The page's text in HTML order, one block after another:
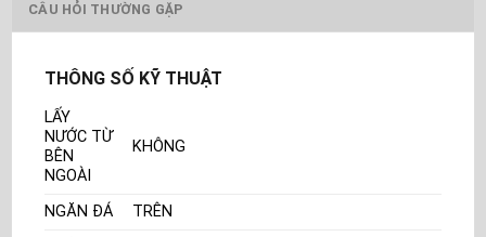
CÂU HỎI THƯỜNG GẶP
THÔNG SỐ KỸ THUẬT
LẤY
NƯỚC TỪ
BÊN
NGOÀI
KHÔNG
NGĂN ĐÁ
TRÊN